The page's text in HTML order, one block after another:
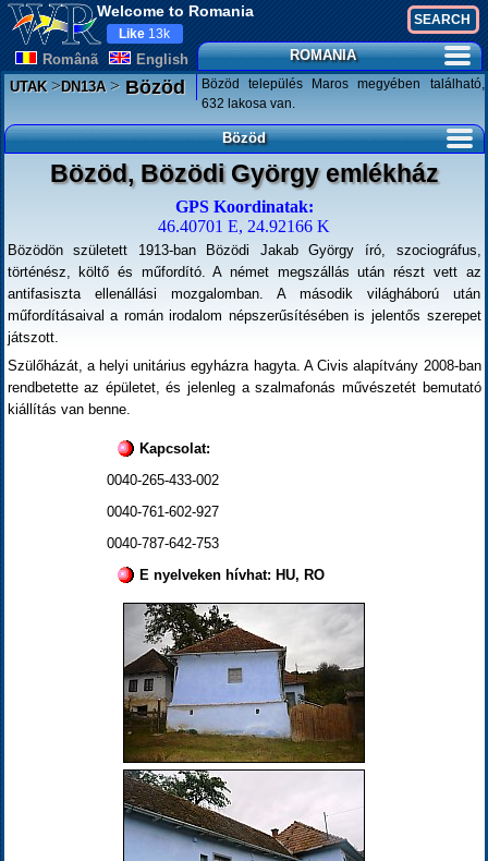
Welcome to Romania
Românã English
Like 13k
ROMANIA
UTAK>DN13A>Bözöd
Bözöd település Maros megyében található,
632 lakosa van.
Bözöd
Bözöd, Bözödi György emlékház
GPS Koordinatak:
46.40701 E, 24.92166 K
Bözödön született 1913-ban Bözödi Jakab György író, szociográfus,
történész, költő és műfordító. A német megszállás után részt vett az
antifasiszta ellenállási mozgalomban. A második világháború után
műfordításaival a román irodalom népszerűsítésében is jelentős szerepet
játszott.
Szülőházát, a helyi unitárius egyházra hagyta. A Civis alapítvány 2008-ban
rendbetette az épületet, és jelenleg a szalmafonás művészetét bemutató
kiállítás van benne.
Kapcsolat:
0040-265-433-002
0040-761-602-927
0040-787-642-753
E nyelveken hívhat: HU, RO